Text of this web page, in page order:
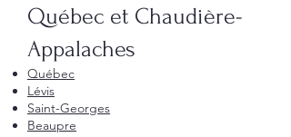
Québec et Chaudière-
Appalaches
Québec
Lévis
Saint-Georges
Beaupre